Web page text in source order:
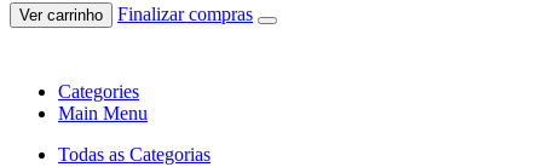
Ver carrinho Finalizar compras
Categories
Main Menu
Todas as Categorias